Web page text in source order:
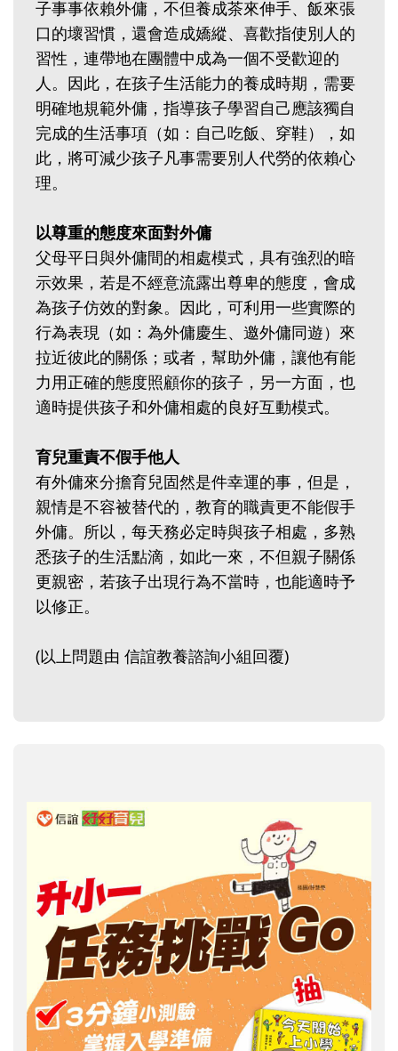
子事事依賴外傭，不但養成茶來伸手、飯來張
口的壞習慣，還會造成嬌縱、喜歡指使別人的
習性，連帶地在團體中成為一個不受歡迎的
人。因此，在孩子生活能力的養成時期，需要
明確地規範外傭，指導孩子學習自己應該獨自
完成的生活事項（如：自己吃飯、穿鞋），如
此，將可減少孩子凡事需要別人代勞的依賴心
理。
以尊重的態度來面對外傭
父母平日與外傭間的相處模式，具有強烈的暗
示效果，若是不經意流露出尊卑的態度，會成
為孩子仿效的對象。因此，可利用一些實際的
行為表現（如：為外傭慶生、邀外傭同遊）來
拉近彼此的關係；或者，幫助外傭，讓他有能
力用正確的態度照顧你的孩子，另一方面，也
適時提供孩子和外傭相處的良好互動模式。
育兒重責不假手他人
有外傭來分擔育兒固然是件幸運的事，但是，
親情是不容被替代的，教育的職責更不能假手
外傭。所以，每天務必定時與孩子相處，多熟
悉孩子的生活點滴，如此一來，不但親子關係
更親密，若孩子出現行為不當時，也能適時予
以修正。
(以上問題由 信誼教養諮詢小組回覆)